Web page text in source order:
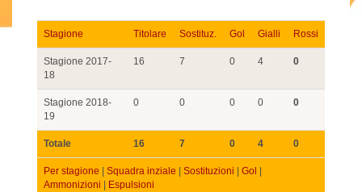
Stagione Titolare Sostituz. Gol Gialli Rossi
Stagione 2017-
18
16 7 0 4 0
Stagione 2018-
19
0 0 0 0 0
Totale 16 7 0 4 0
Per stagione Squadra inziale Sostituzioni Gol
Ammonizioni
Espulsioni